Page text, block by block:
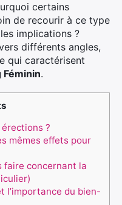
certains
de recourir à ce type
implications ?
différents angles,
qui caractérisent
Féminin.
?
mêmes effets pour
faire concernant la
l’importance du bien-